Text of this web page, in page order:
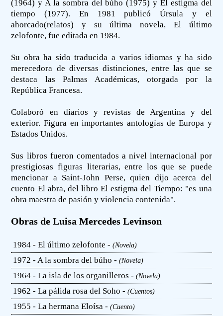
(1964) y A la sombra del búho (1975) y El estigma del
tiempo (1977). En 1981 publicó Úrsula y el
ahorcado(relatos) y su última novela, El último
zelofonte, fue editada en 1984.
Su obra ha sido traducida a varios idiomas y ha sido
merecedora de diversas distinciones, entre las que se
destaca las Palmas Académicas, otorgada por la
República Francesa.
Colaboró en diarios y revistas de Argentina y del
exterior. Figura en importantes antologías de Europa y
Estados Unidos.
Sus libros fueron comentados a nivel internacional por
prestigiosas figuras literarias, entre los que se puede
mencionar a Saint-John Perse, quien dijo acerca del
cuento El abra, del libro El estigma del Tiempo: "es una
obra maestra de pasión y violencia contenida".
Obras de Luisa Mercedes Levinson
1984 - El último zelofonte -(Novela)
1972 - A la sombra del búho -(Novela)
1964 - La isla de los organilleros -(Novela)
1962 - La pálida rosa del Soho -(Cuentos)
1955 - La hermana Eloísa -(Cuento)